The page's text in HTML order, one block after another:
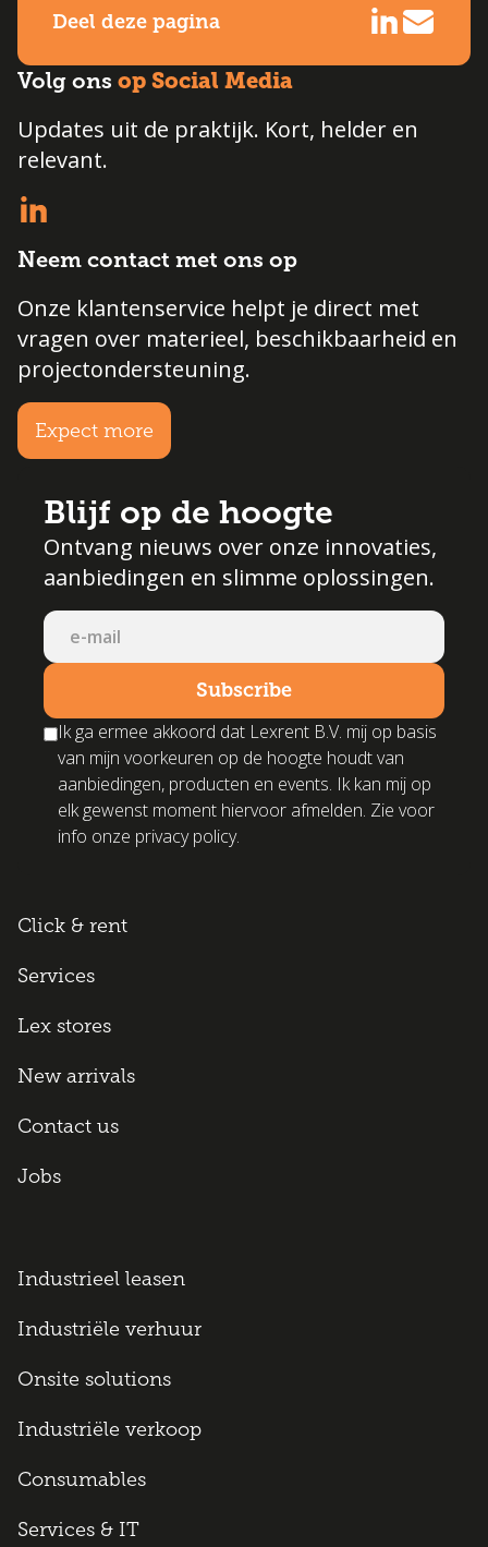
Deel deze pagina
Volg ons op Social Media
Updates uit de praktijk. Kort, helder en
relevant.
Neem contact met ons op
Onze klantenservice helpt je direct met
vragen over materieel, beschikbaarheid en
projectondersteuning.
Expect more
Blijf op de hoogte
Ontvang nieuws over onze innovaties,
aanbiedingen en slimme oplossingen.
Ik ga ermee akkoord dat Lexrent B.V. mij op basis
van mijn voorkeuren op de hoogte houdt van
aanbiedingen, producten en events. Ik kan mij op
elk gewenst moment hiervoor afmelden. Zie voor
info onze privacy policy.
Click & rent
Services
Lex stores
New arrivals
Contact us
Jobs
Industrieel leasen
Industriële verhuur
Onsite solutions
Industriële verkoop
Consumables
Services & IT